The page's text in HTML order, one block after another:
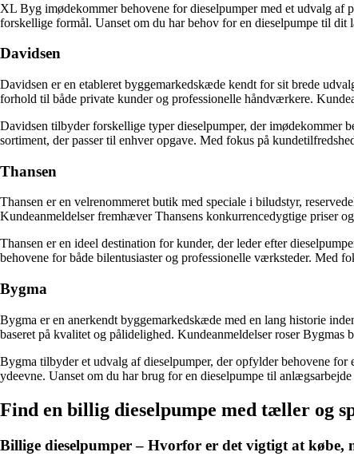
XL Byg imødekommer behovene for dieselpumper med et udvalg
forskellige formål. Uanset om du har behov for en dieselpumpe til
Davidsen
Davidsen er en etableret byggemarkedskæde kendt for sit brede
forhold til både private kunder og professionelle håndværkere.
Davidsen tilbyder forskellige typer dieselpumper, der imødekommer
sortiment, der passer til enhver opgave. Med fokus på
Thansen
Thansen er en velrenommeret butik med speciale i biludstyr,
Kundeanmeldelser fremhæver Thansens konkurrencedygtige priser
Thansen er en ideel destination for kunder, der leder efter
behovene for både bilentusiaster og professionelle værksteder. Med
Bygma
Bygma er en anerkendt byggemarkedskæde med en lang historie
baseret på kvalitet og pålidelighed. Kundeanmeldelser roser
Bygma tilbyder et udvalg af dieselpumper, der opfylder behovene
ydeevne. Uanset om du har brug for en dieselpumpe til
Find en billig dieselpumpe med tæller og
Billige dieselpumper – Hvorfor er det vigtigt at købe,